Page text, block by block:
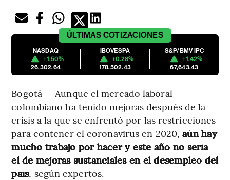
ÚLTIMAS COTIZACIONES
NASDAQ
+1.50%
26,302.64
IBOVESPA
+0.28%
178,502.43
S&P/BMV IPC
+1.42%
67,643.43
Bogotá — Aunque el mercado laboral
colombiano ha tenido mejoras después de la
crisis a la que se enfrentó por las restricciones
para contener el coronavirus en 2020,aún hay
mucho trabajo por hacer y este año no sería
el de mejoras sustanciales en el desempleo del
país, según expertos.